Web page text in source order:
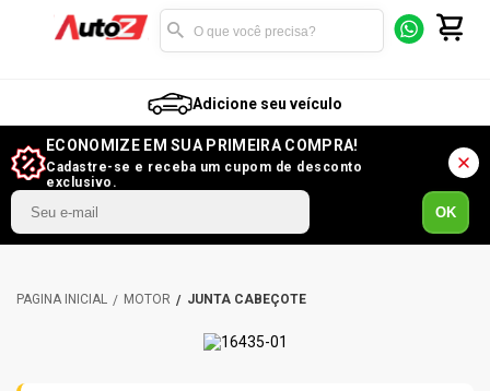
Adicione seu veículo
ECONOMIZE EM SUA PRIMEIRA COMPRA!
Cadastre-se e receba um cupom de desconto
exclusivo.
OK
MOTOR JUNTA CABEÇOTE